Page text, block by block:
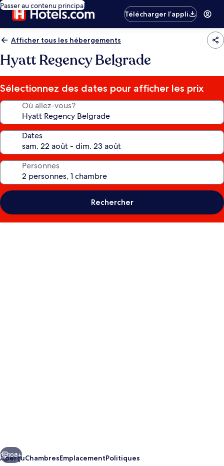
Passer au contenu principal
Télécharger l’appli
Afficher tous les hébergements
Hyatt Regency Belgrade
Sélectionnez des dates pour afficher les prix
Où allez-vous?
Dates
Personnes
Rechercher
Suivant
108+
AperçuChambresEmplacementPolitiques